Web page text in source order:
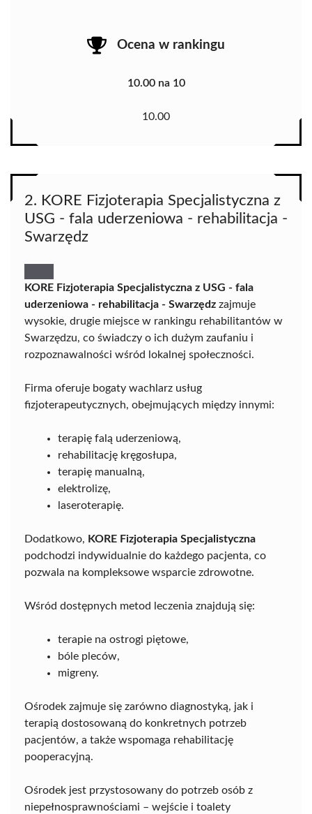
Ocena w rankingu
10.00 na 10
10.00
2. KORE Fizjoterapia Specjalistyczna z
USG - fala uderzeniowa - rehabilitacja -
Swarzędz
KORE Fizjoterapia Specjalistyczna z USG - fala
uderzeniowa - rehabilitacja - Swarzędz zajmuje
wysokie, drugie miejsce w rankingu rehabilitantów w
Swarzędzu, co świadczy o ich dużym zaufaniu i
rozpoznawalności wśród lokalnej społeczności.
Firma oferuje bogaty wachlarz usług
fizjoterapeutycznych, obejmujących między innymi:
terapię falą uderzeniową,
rehabilitację kręgosłupa,
terapię manualną,
elektrolizę,
laseroterapię.
Dodatkowo, KORE Fizjoterapia Specjalistyczna
podchodzi indywidualnie do każdego pacjenta, co
pozwala na kompleksowe wsparcie zdrowotne.
Wśród dostępnych metod leczenia znajdują się:
terapie na ostrogi piętowe,
bóle pleców,
migreny.
Ośrodek zajmuje się zarówno diagnostyką, jak i
terapią dostosowaną do konkretnych potrzeb
pacjentów, a także wspomaga rehabilitację
pooperacyjną.
Ośrodek jest przystosowany do potrzeb osób z
niepełnosprawnościami – wejście i toalety